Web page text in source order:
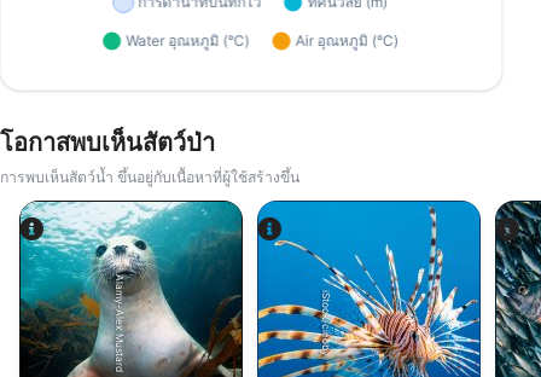
โอกาสพบเห็นสัตว์ป่า
การพบเห็นสัตว์น้ำ ขึ้นอยู่กับเนื้อหาที่ผู้ใช้สร้างขึ้น
Alamy-Alex Mustard iStock/cinoby